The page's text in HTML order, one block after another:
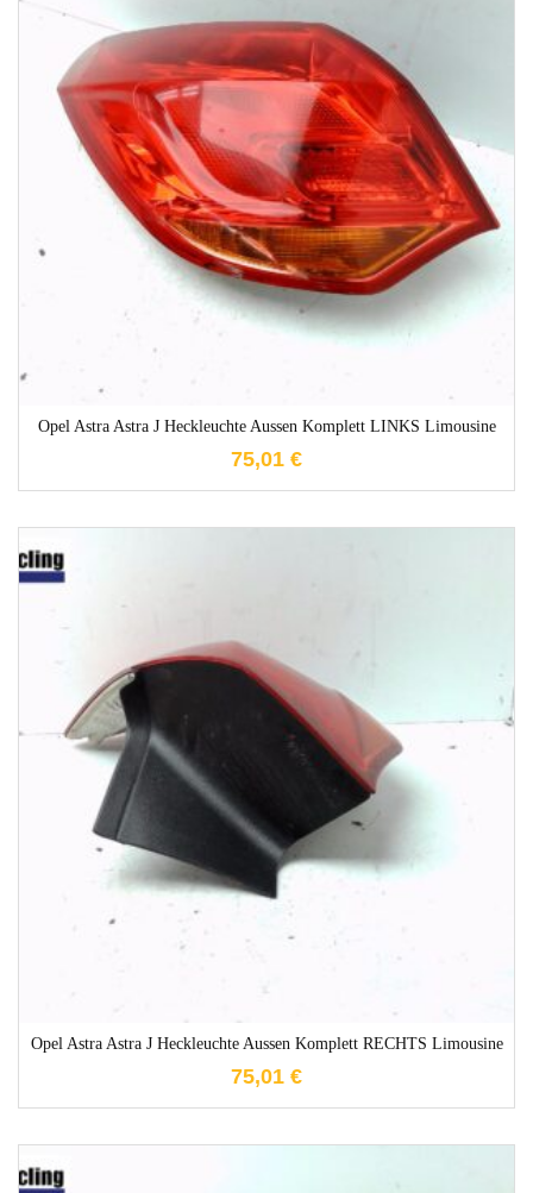
Opel Astra Astra J Heckleuchte Aussen Komplett LINKS Limousine
75,01 €
1-3 Werktage
Opel Astra Astra J Heckleuchte Aussen Komplett RECHTS Limousine
75,01 €
1-3 Werktage